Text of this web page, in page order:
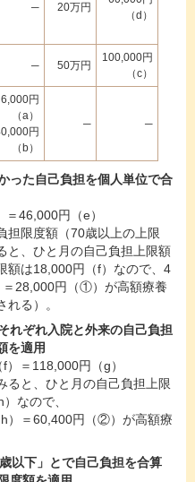
─ 20万円
（d）
─ 50万円
100,000円
（c）
6,000円
（a）
円
（b）
─ ─
った自己負担を個人単位で合
46,000円（e）
担限度額（70歳以上の上限
と、ひと月の自己負担上限額
額は18,000円（f）なので、4
28,000円（①）が高額療養
れる）。
れぞれ入院と外来の自己負担
を適用
＝118,000円（g）
ると、ひと月の自己負担上限
なので、
）＝60,400円（②）が高額療
以下」とで自己負担を合算